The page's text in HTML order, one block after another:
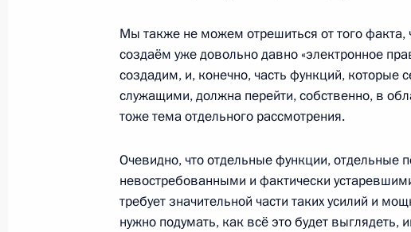
21 сентября 2010 года, 08:30
20 сентября 2010 года, понедельник
20 сентября 2010 года, 22:40
Мы также не можем отрешиться от того факта,
создаём уже довольно давно «электронное
создадим, и, конечно, часть функций, которые
служащими, должна перейти, собственно, в
тоже тема отдельного рассмотрения.
Очевидно, что отдельные функции, отдельные
невостребованными и фактически
требует значительной части таких усилий и
нужно подумать, как всё это будет выглядеть,